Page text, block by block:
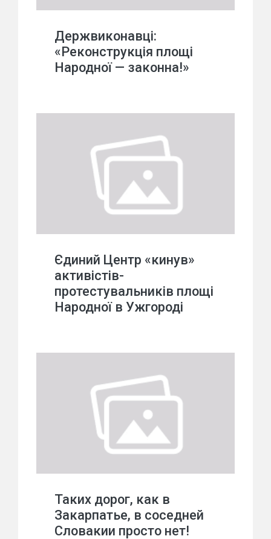
Держвиконавці:
«Реконструкція площі
Народної — законна!»
Єдиний Центр «кинув»
активістів-
протестувальників площі
Народної в Ужгороді
Таких дорог, как в
Закарпатье, в соседней
Словакии просто нет!